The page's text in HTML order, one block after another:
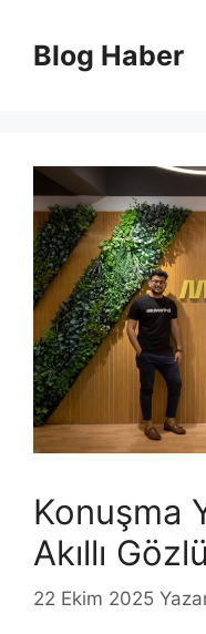
Blog Haber
Konuşma
Akıllı
22 Ekim 2025